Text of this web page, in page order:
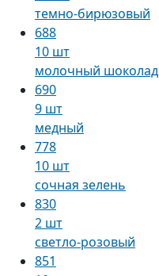
темно-бирюзовый
688
10 шт
молочный шоколад
690
9 шт
медный
778
10 шт
сочная зелень
830
2 шт
светло-розовый
851